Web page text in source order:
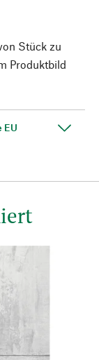
Stück zu
Produktbild
EU